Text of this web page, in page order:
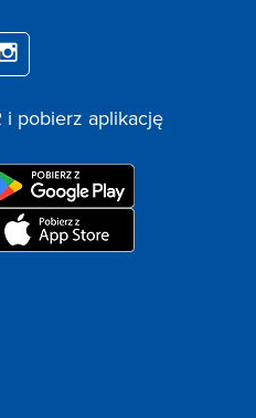
i pobierz aplikację